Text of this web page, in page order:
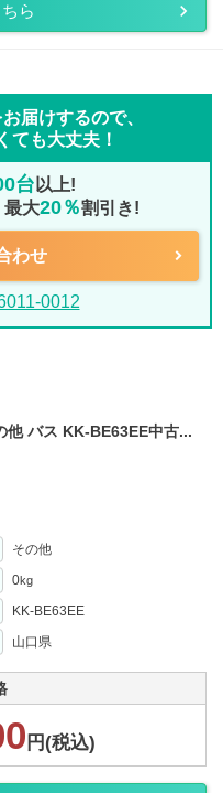
ら
届けするので、
ても大丈夫！
台 以上!
最大20％割引き!
わせ
0012
他 バス KK-BE63EE中古...
その他
0kg
KK-BE63EE
山口県
円(税込)